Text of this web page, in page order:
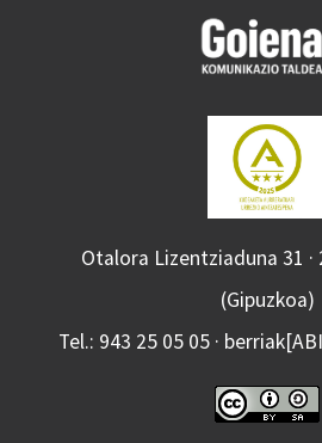
Otalora Lizentziaduna 31
(Gipuzkoa)
Tel.: 943 25 05 05 ·